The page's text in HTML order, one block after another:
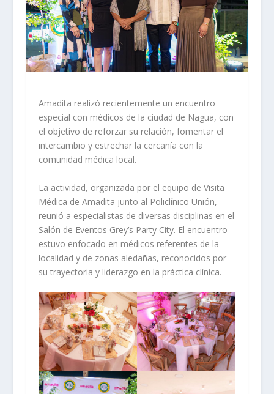
Amadita realizó recientemente un encuentro
especial con médicos de la ciudad de Nagua, con
el objetivo de reforzar su relación, fomentar el
intercambio y estrechar la cercanía con la
comunidad médica local.
La actividad, organizada por el equipo de Visita
Médica de Amadita junto al Policlínico Unión,
reunió a especialistas de diversas disciplinas en el
Salón de Eventos Grey’s Party City. El encuentro
estuvo enfocado en médicos referentes de la
localidad y de zonas aledañas, reconocidos por
su trayectoria y liderazgo en la práctica clínica.